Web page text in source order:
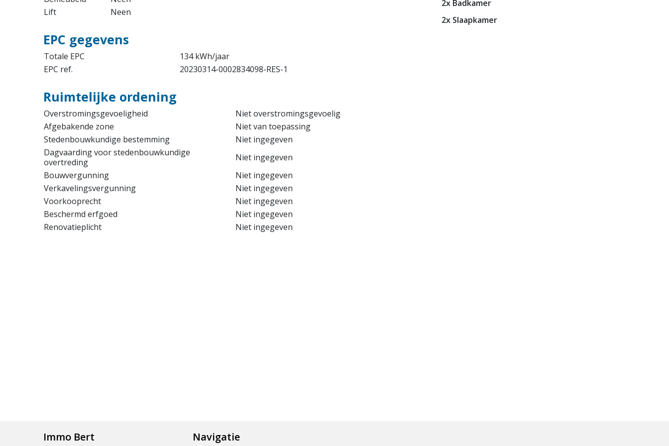
Lift
Neen
EPC gegevens
Totale EPC
134 kWh/jaar
EPC ref.
20230314-0002834098-RES-1
Ruimtelijke ordening
Overstromingsgevoeligheid
Niet overstromingsgevoelig
Afgebakende zone
Niet van toepassing
Stedenbouwkundige bestemming
Niet ingegeven
Dagvaarding voor stedenbouwkundige
overtreding
Niet ingegeven
Bouwvergunning
Niet ingegeven
Verkavelingsvergunning
Niet ingegeven
Voorkooprecht
Niet ingegeven
Beschermd erfgoed
Niet ingegeven
Renovatieplicht
Niet ingegeven
2x Badkamer
2x Slaapkamer
Immo Bert Navigatie